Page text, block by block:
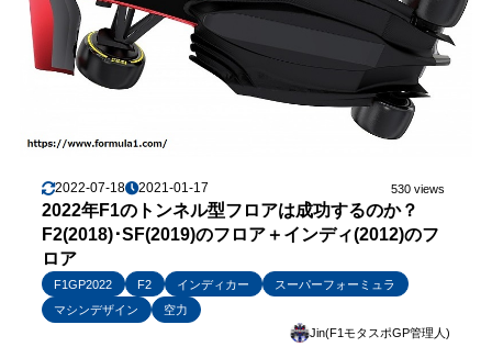
2022-07-18 2021-01-17 530 views
2022年F1のトンネル型フロアは成功するのか？
F2(2018)･SF(2019)のフロア＋インディ(2012)のフ
ロア
F1GP2022 F2 インディカー
スーパーフォーミュラ
マシンデザイン
空力
Jin(F1モタスポGP管理人)